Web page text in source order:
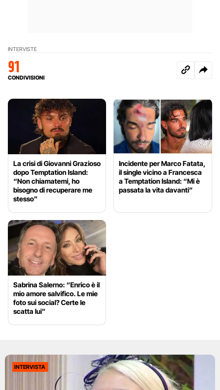
INTERVISTE
91
CONDIVISIONI
La crisi di Giovanni Grazioso
dopo Temptation Island:
“Non chiamatemi, ho
bisogno di recuperare me
stesso”
Incidente per Marco Fatata,
il single vicino a Francesca
a Temptation Island: “Mi è
passata la vita davanti”
Sabrina Salerno: “Enrico è il
mio amore salvifico. Le mie
foto sui social? Certe le
scatta lui”
INTERVISTA